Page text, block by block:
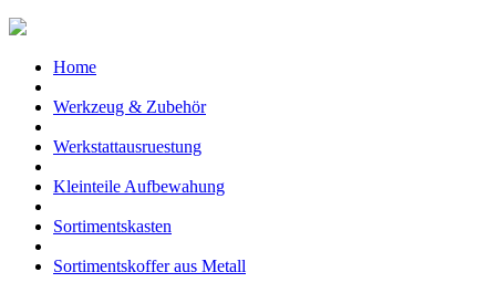
Home
Werkzeug & Zubehör
Werkstattausruestung
Kleinteile Aufbewahung
Sortimentskasten
Sortimentskoffer aus Metall